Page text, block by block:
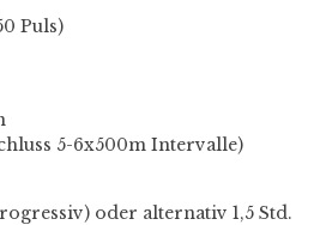
Puls)
5-6x500m Intervalle)
oder alternativ 1,5 Std.